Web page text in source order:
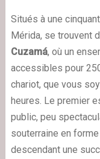
Situés à une
Mérida, se trouvent
Cuzamá, où un
accessibles pour
chariot, que vous
heures. Le premier
public, peu
souterraine en
descendant une